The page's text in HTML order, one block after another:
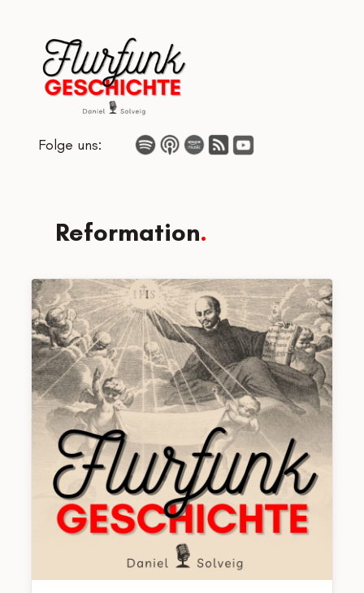
springen
Folge uns:
Reformation